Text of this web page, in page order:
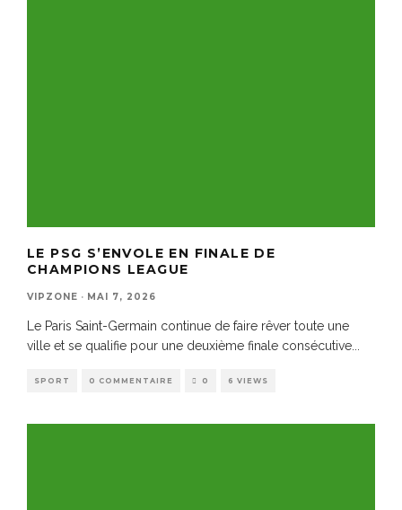
LE PSG S’ENVOLE EN FINALE DE
CHAMPIONS LEAGUE
VIPZONE · MAI 7, 2026
Le Paris Saint-Germain continue de faire rêver toute une
ville et se qualifie pour une deuxième finale consécutive
SPORT 0 COMMENTAIRE 0 6 VIEWS